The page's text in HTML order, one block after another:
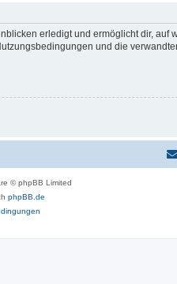
erledigt und ermöglicht dir, auf
und die
© phpBB Limited
phpBB.de